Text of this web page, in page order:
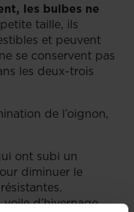
les bulbes ne
taille, ils
et peuvent
se conservent pas
les deux-trois
de l’oignon,
ont subi un
diminuer le
d’hivernage